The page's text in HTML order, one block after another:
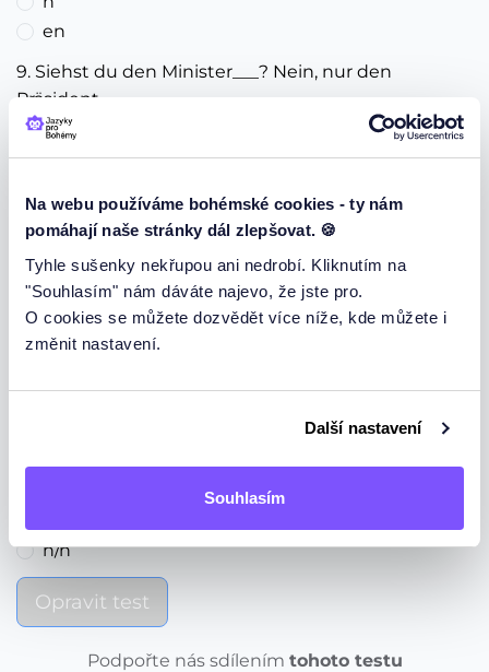
Na webu používáme bohémské cookies - ty nám
pomáhají naše stránky dál zlepšovat. 🍪
Tyhle sušenky nekřupou ani nedrobí. Kliknutím na
"Souhlasím" nám dáváte najevo, že jste pro.
O cookies se můžete dozvědět více níže, kde můžete i
změnit nastavení.
Další nastavení
Souhlasím
en
9. Siehst du den Minister___? Nein, nur den
Präsident___ .
(2 body)
-/-
en/-
en/en
10. Das ist das Auto meines Neffe___ .
-
n
-/-
n/n
Opravit test
Podpořte nás sdílením tohoto testu